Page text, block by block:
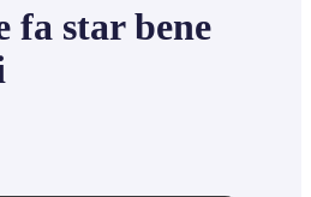
fa star bene